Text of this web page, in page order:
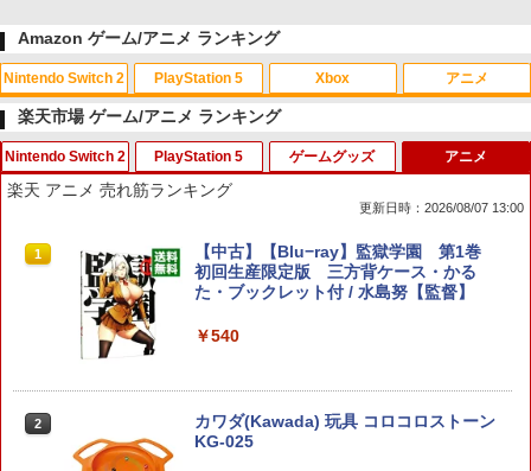
Amazon ゲーム/アニメ ランキング
Nintendo Switch 2
1
スプラトゥーン レイダース|オンライン
コード版
￥5,832
スプラトゥーン レイダース -Switch2
PlayStation 5
1
PlayStation 5 デジタル・エディション
日本語専用 Console Language: Japan
ese only (CFI-2200B01)
￥55,000
Beast of Reincarnation -PS5 【特典】
Xbox
1
【純正品】Xbox ワイヤレス コントロー
ラー + USB-C® ケーブル
￥8,300
ルコード 【旧 Xbox ギフトカード】 [オ
アニメ
1
【Amazon.co.jp限定】劇場版モノノ怪
第三章 蛇神 (Amazon.co.jp限定オリジ
ナル三方背収納ケース付きコレクション)
カー特典:【坤と離】二振りの剣、十翼よ
り来たる！スタジオ描き下ろしイラスト
ボード付) [Blu-ray]
￥10,780
2
劇場版「鬼滅の刃」無限城編 第一章 猗
窩座再来 通常版 [Blu-ray]
楽天市場 ゲーム/アニメ ランキング
Nintendo Switch 2
1
【特典】白き鋼鉄のX 1+2 デュアルコレ
クション Nintendo Switch 2 Edition
Switch2版(【初回外付特典】A4クリア
METAL GEAR SOLID : MASTER COLL
PlayStation 5
1
【中古】コンストラクション シミュレー
ター ゴールドエディションソフト:プレ
イステーション5ソフト／シミュレーシ
【中古】PS5ロマンシング サガ2 リベ
ゲームグッズ
1
【即日出荷】ゲーム用アナログスティッ
クカバー すやすや コリラックマ アロー
ン ALG-NS2CAKKZZ
￥972
2
[Switch] ポケットモンスター スカーレ
ット・バイオレット ゼロの秘宝 （ダウ
アニメ
楽天 アニメ 売れ筋ランキング
更新日時：2026/08/07 13:00
1
【中古】【Blu−ray】監獄学園 第1巻
初回生産限定版 三方背ケース・かる
た・ブックレット付 / 水島努【監督】
￥540
2
カワダ(Kawada) 玩具 コロコロストーン
KG-025